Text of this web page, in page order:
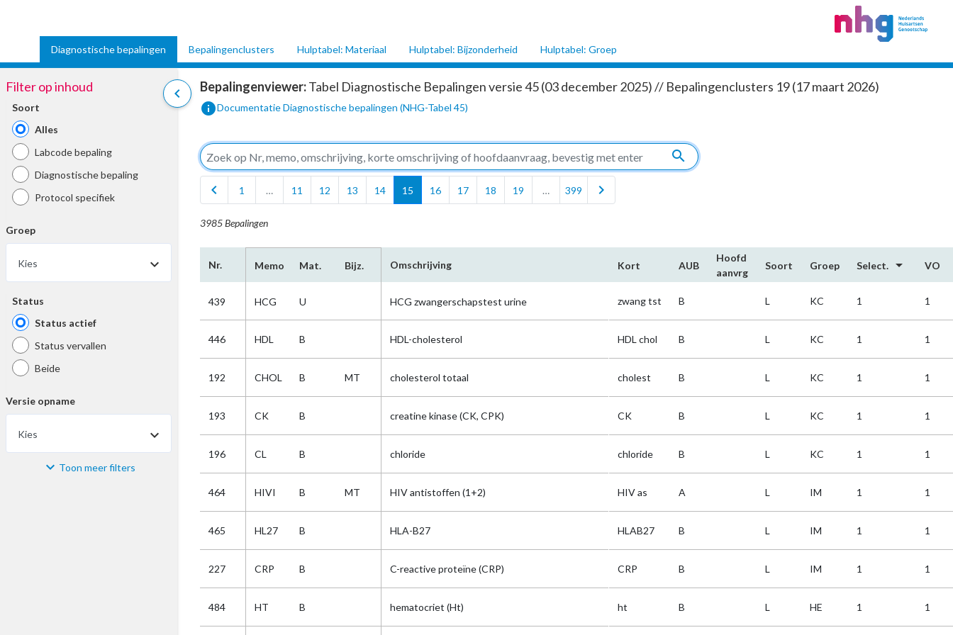
Diagnostische bepalingen Bepalingenclusters Hulptabel: Materiaal Hulptabel: Bijzonderheid Hulptabel: Groep
chevron_left
Filter op inhoud
Soort
Alles
Labcode bepaling
Diagnostische bepaling
Protocol specifiek
Groep
Kies
Status
Status actief
Status vervallen
Beide
Versie opname
Kies
Materiaal Toon meer filters
Bepalingenviewer:Tabel Diagnostische Bepalingen versie 45 (03 december 2025) // Bepalingenclusters 19 (17 maart 2026)
infoDocumentatie Diagnostische bepalingen (NHG-Tabel 45)
search
chevron_left
1 … 11 12 13 14 15 16 17 18 19 … 399 chevron_right
3985 Bepalingen
Nr. Memo Mat. Bijz. Omschrijving Kort AUB
Hoofd​
aanvrg
Soort Groep Select. arrow_drop_down VO
439 HCG U HCG zwangerschapstest urine zwang tst B L KC 1 1
446 HDL B HDL-cholesterol HDL chol B L KC 1 1
192 CHOL B MT cholesterol totaal cholest B L KC 1 1
193 CK B creatine kinase (CK, CPK) CK B L KC 1 1
196 CL B chloride chloride B L KC 1 1
464 HIVI B MT HIV antistoffen (1+2) HIV as A L IM 1 1
465 HL27 B HLA-B27 HLAB27 B L IM 1 1
227 CRP B C-reactive proteïne (CRP) CRP B L IM 1 1
484 HT B hematocriet (Ht) ht B L HE 1 1